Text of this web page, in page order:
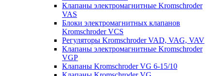
Клапаны электромагнитные Kromschroder
VAS
Блоки электромагнитных клапанов
Kromschroder VCS
Регуляторы Kromschroder VAD, VAG, VAV
Клапаны электромагнитные Kromschroder
VGP
Клапаны Kromschroder VG 6-15/10